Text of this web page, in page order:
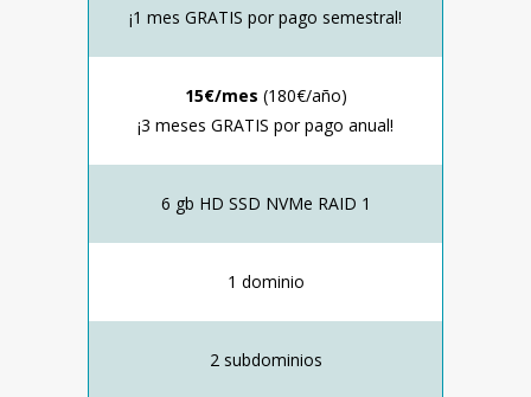
¡1 mes GRATIS por pago semestral!
15€/mes (180€/año)
¡3 meses GRATIS por pago anual!
6 gb HD SSD NVMe RAID 1
1 dominio
2 subdominios